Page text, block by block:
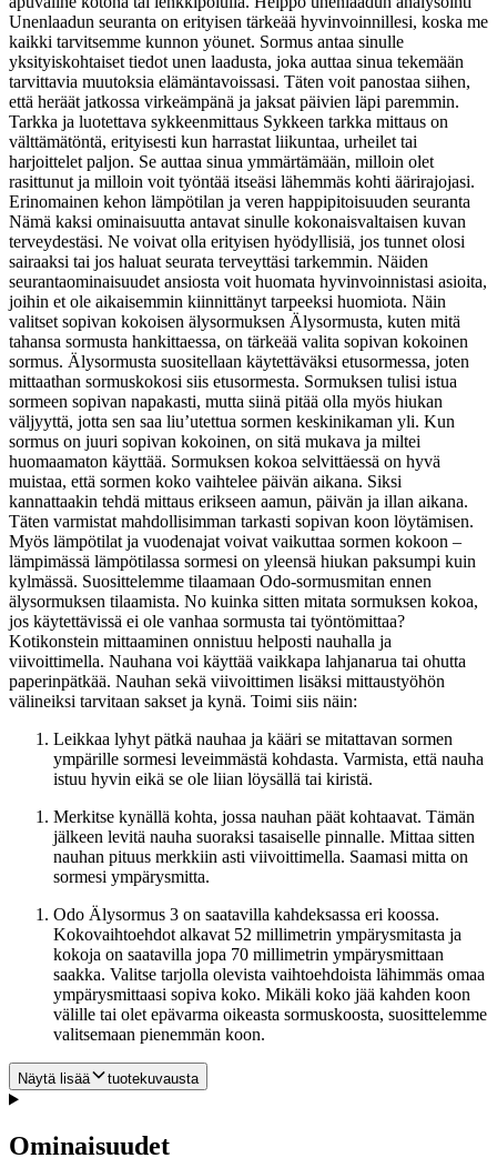
Unenlaadun seuranta on erityisen tärkeää hyvinvoinnillesi, koska me
kaikki tarvitsemme kunnon yöunet. Sormus antaa sinulle
yksityiskohtaiset tiedot unen laadusta, joka auttaa sinua tekemään
tarvittavia muutoksia elämäntavoissasi. Täten voit panostaa siihen,
että heräät jatkossa virkeämpänä ja jaksat päivien läpi paremmin.
Tarkka ja luotettava sykkeenmittaus Sykkeen tarkka mittaus on
välttämätöntä, erityisesti kun harrastat liikuntaa, urheilet tai
harjoittelet paljon. Se auttaa sinua ymmärtämään, milloin olet
rasittunut ja milloin voit työntää itseäsi lähemmäs kohti äärirajojasi.
Erinomainen kehon lämpötilan ja veren happipitoisuuden seuranta
Nämä kaksi ominaisuutta antavat sinulle kokonaisvaltaisen kuvan
terveydestäsi. Ne voivat olla erityisen hyödyllisiä, jos tunnet olosi
sairaaksi tai jos haluat seurata terveyttäsi tarkemmin. Näiden
seurantaominaisuudet ansiosta voit huomata hyvinvoinnistasi asioita,
joihin et ole aikaisemmin kiinnittänyt tarpeeksi huomiota. Näin
valitset sopivan kokoisen älysormuksen Älysormusta, kuten mitä
tahansa sormusta hankittaessa, on tärkeää valita sopivan kokoinen
sormus. Älysormusta suositellaan käytettäväksi etusormessa, joten
mittaathan sormuskokosi siis etusormesta. Sormuksen tulisi istua
sormeen sopivan napakasti, mutta siinä pitää olla myös hiukan
väljyyttä, jotta sen saa liu’utettua sormen keskinikaman yli. Kun
sormus on juuri sopivan kokoinen, on sitä mukava ja miltei
huomaamaton käyttää. Sormuksen kokoa selvittäessä on hyvä
muistaa, että sormen koko vaihtelee päivän aikana. Siksi
kannattaakin tehdä mittaus erikseen aamun, päivän ja illan aikana.
Täten varmistat mahdollisimman tarkasti sopivan koon löytämisen.
Myös lämpötilat ja vuodenajat voivat vaikuttaa sormen kokoon –
lämpimässä lämpötilassa sormesi on yleensä hiukan paksumpi kuin
kylmässä. Suosittelemme tilaamaan Odo-sormusmitan ennen
älysormuksen tilaamista. No kuinka sitten mitata sormuksen kokoa,
jos käytettävissä ei ole vanhaa sormusta tai työntömittaa?
Kotikonstein mittaaminen onnistuu helposti nauhalla ja
viivoittimella. Nauhana voi käyttää vaikkapa lahjanarua tai ohutta
paperinpätkää. Nauhan sekä viivoittimen lisäksi mittaustyöhön
välineiksi tarvitaan sakset ja kynä. Toimi siis näin:
Leikkaa lyhyt pätkä nauhaa ja kääri se mitattavan sormen
ympärille sormesi leveimmästä kohdasta. Varmista, että nauha
istuu hyvin eikä se ole liian löysällä tai kiristä.
Merkitse kynällä kohta, jossa nauhan päät kohtaavat. Tämän
jälkeen levitä nauha suoraksi tasaiselle pinnalle. Mittaa sitten
nauhan pituus merkkiin asti viivoittimella. Saamasi mitta on
sormesi ympärysmitta.
Odo Älysormus 3 on saatavilla kahdeksassa eri koossa.
Kokovaihtoehdot alkavat 52 millimetrin ympärysmitasta ja
kokoja on saatavilla jopa 70 millimetrin ympärysmittaan
saakka. Valitse tarjolla olevista vaihtoehdoista lähimmäs omaa
ympärysmittaasi sopiva koko. Mikäli koko jää kahden koon
välille tai olet epävarma oikeasta sormuskoosta, suosittelemme
valitsemaan pienemmän koon.
Näytä lisää tuotekuvausta
Ominaisuudet